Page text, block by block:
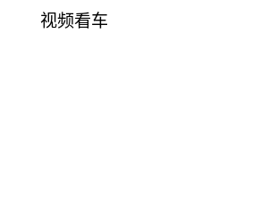
视频看车